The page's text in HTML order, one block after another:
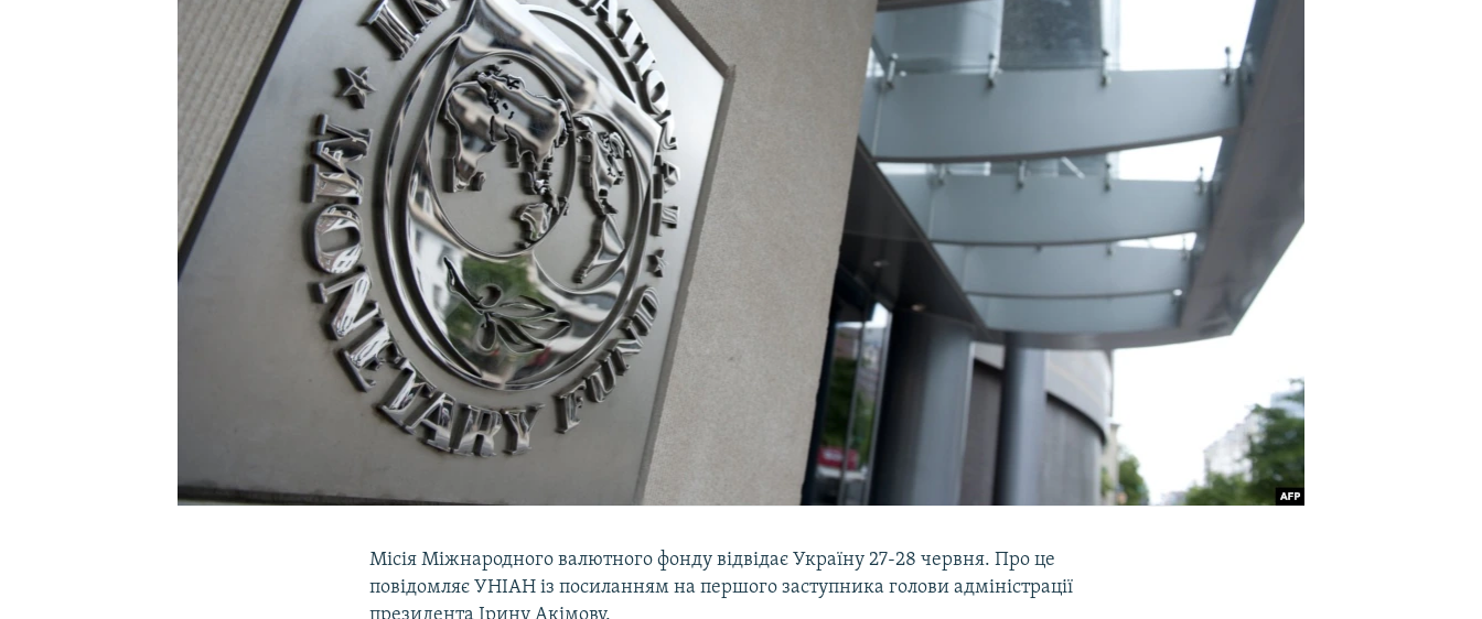
УКРАЇНСЬКА ПРОБЛЕМА КРИМУ
Місія Міжнародного валютного фонду відвідає Україну 27-28 червня. Про це
повідомляє УНІАН із посиланням на першого заступника голови адміністрації